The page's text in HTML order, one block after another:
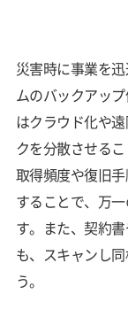
災害時に事業を
ムのバックアッ
はクラウド化や
クを分散させる
取得頻度や復旧
することで、万
す。また、契約
も、スキャンし
う。